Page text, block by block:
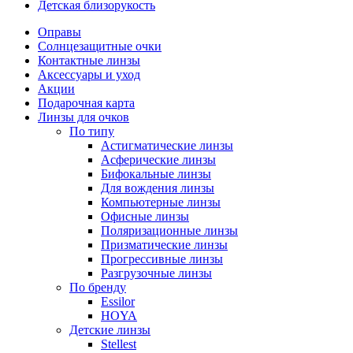
Детская близорукость
Оправы
Солнцезащитные очки
Контактные линзы
Аксессуары и уход
Акции
Подарочная карта
Линзы для очков
По типу
Астигматические линзы
Асферические линзы
Бифокальные линзы
Для вождения линзы
Компьютерные линзы
Офисные линзы
Поляризационные линзы
Призматические линзы
Прогрессивные линзы
Разгрузочные линзы
По бренду
Essilor
HOYA
Детские линзы
Stellest